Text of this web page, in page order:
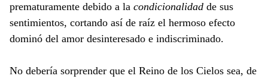
prematuramente debido a la condicionalidad de sus
sentimientos, cortando así de raíz el hermoso efecto
dominó del amor desinteresado e indiscriminado.
No debería sorprender que el Reino de los Cielos sea, de